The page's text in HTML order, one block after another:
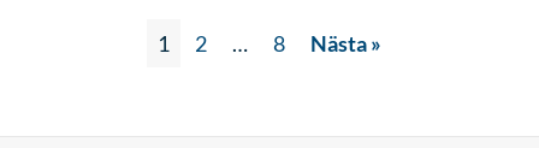
1 2 … 8 Nästa »